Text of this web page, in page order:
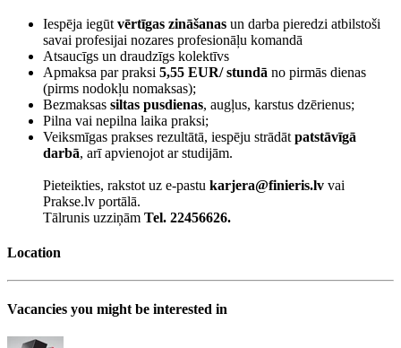
Iespēja iegūt vērtīgas zināšanas un darba pieredzi atbilstoši
savai profesijai nozares profesionāļu komandā
Atsaucīgs un draudzīgs kolektīvs
Apmaksa par praksi 5,55 EUR/ stundā no pirmās dienas
(pirms nodokļu nomaksas);
Bezmaksas siltas pusdienas, augļus, karstus dzērienus;
Pilna vai nepilna laika praksi;
Veiksmīgas prakses rezultātā, iespēju strādāt patstāvīgā
darbā, arī apvienojot ar studijām.
Pieteikties, rakstot uz e-pastu karjera@finieris.lv vai
Prakse.lv portālā.
Tālrunis uzziņām Tel. 22456626.
Location
Vacancies you might be interested in